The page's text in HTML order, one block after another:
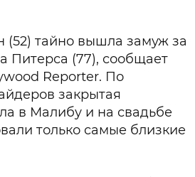
(52) тайно вышла замуж за
Питерса (77), сообщает
Reporter. По
закрытая
в Малибу и на свадьбе
только самые близкие